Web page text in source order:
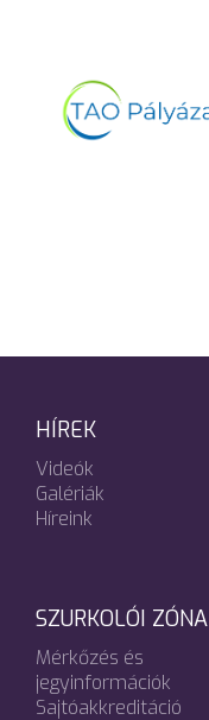
HÍREK
Videók
Galériák
Híreink
SZURKOLÓI ZÓNA
Mérkőzés és
jegyinformációk
Sajtóakkreditáció